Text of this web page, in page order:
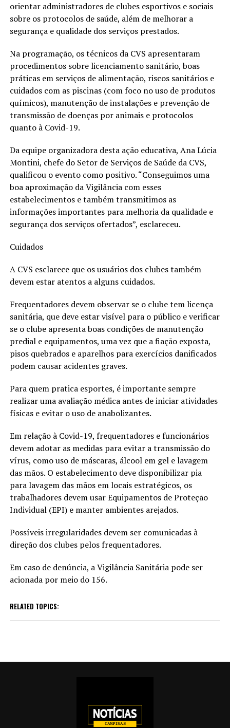
orientar administradores de clubes esportivos e sociais
sobre os protocolos de saúde, além de melhorar a
segurança e qualidade dos serviços prestados.
Na programação, os técnicos da CVS apresentaram
procedimentos sobre licenciamento sanitário, boas
práticas em serviços de alimentação, riscos sanitários e
cuidados com as piscinas (com foco no uso de produtos
químicos), manutenção de instalações e prevenção de
transmissão de doenças por animais e protocolos
quanto à Covid-19.
Da equipe organizadora desta ação educativa, Ana Lúcia
Montini, chefe do Setor de Serviços de Saúde da CVS,
qualificou o evento como positivo. “Conseguimos uma
boa aproximação da Vigilância com esses
estabelecimentos e também transmitimos as
informações importantes para melhoria da qualidade e
segurança dos serviços ofertados”, esclareceu.
Cuidados
A CVS esclarece que os usuários dos clubes também
devem estar atentos a alguns cuidados.
Frequentadores devem observar se o clube tem licença
sanitária, que deve estar visível para o público e verificar
se o clube apresenta boas condições de manutenção
predial e equipamentos, uma vez que a fiação exposta,
pisos quebrados e aparelhos para exercícios danificados
podem causar acidentes graves.
Para quem pratica esportes, é importante sempre
realizar uma avaliação médica antes de iniciar atividades
físicas e evitar o uso de anabolizantes.
Em relação à Covid-19, frequentadores e funcionários
devem adotar as medidas para evitar a transmissão do
vírus, como uso de máscaras, álcool em gel e lavagem
das mãos. O estabelecimento deve disponibilizar pia
para lavagem das mãos em locais estratégicos, os
trabalhadores devem usar Equipamentos de Proteção
Individual (EPI) e manter ambientes arejados.
Possíveis irregularidades devem ser comunicadas à
direção dos clubes pelos frequentadores.
Em caso de denúncia, a Vigilância Sanitária pode ser
acionada por meio do 156.
RELATED TOPICS: